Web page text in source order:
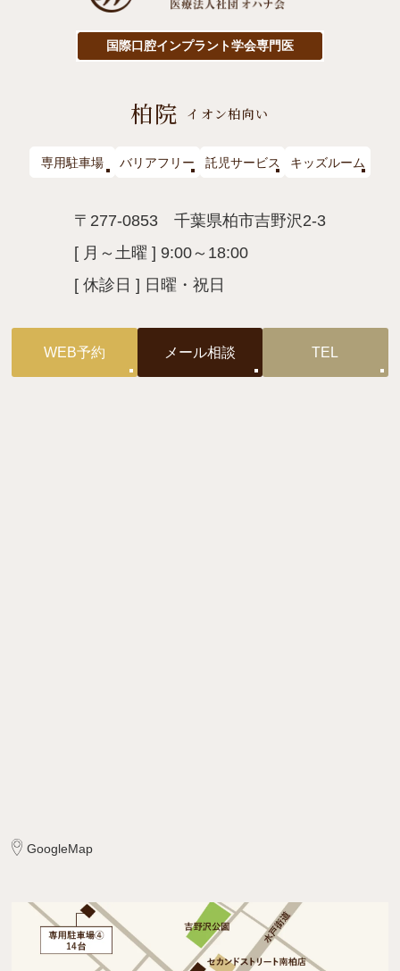
国際口腔インプラント学会専門医
柏院 イオン柏向い
専用駐車場 バリアフリー 託児サービス キッズルーム
〒277-0853 千葉県柏市吉野沢2-3
[ 月～土曜 ] 9:00～18:00
[ 休診日 ] 日曜・祝日
WEB予約 メール相談 TEL
GoogleMap